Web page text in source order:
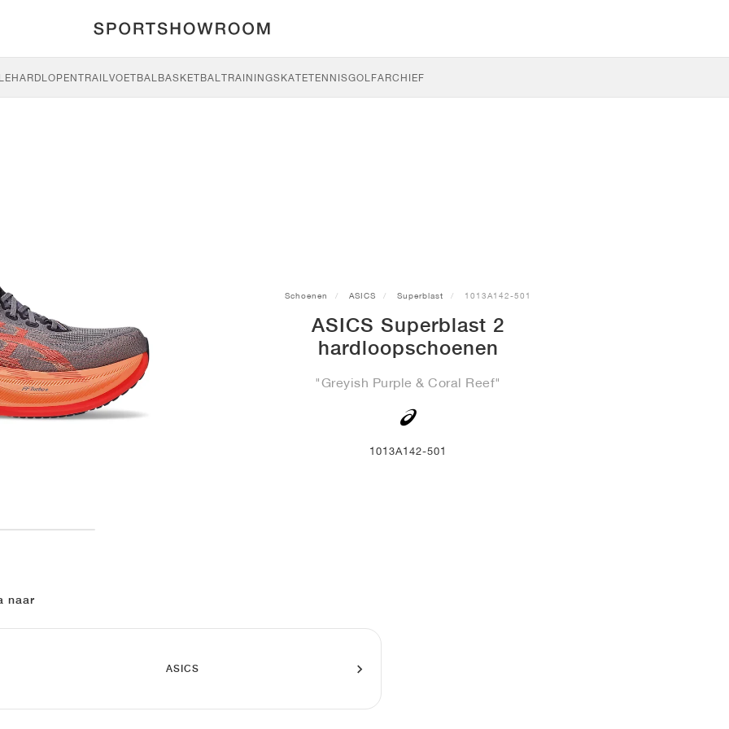
HARDLOPENTRAILVOETBALBASKETBALTRAININGSKATETENNISGOLFARCHIEF
Schoenen ASICS Superblast 1013A142-501
ASICS Superblast 2
hardloopschoenen
"Greyish Purple & Coral Reef"
1013A142-501
naar
ASICS